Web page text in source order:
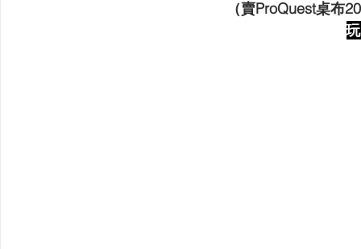
（賣ProQuest桌布